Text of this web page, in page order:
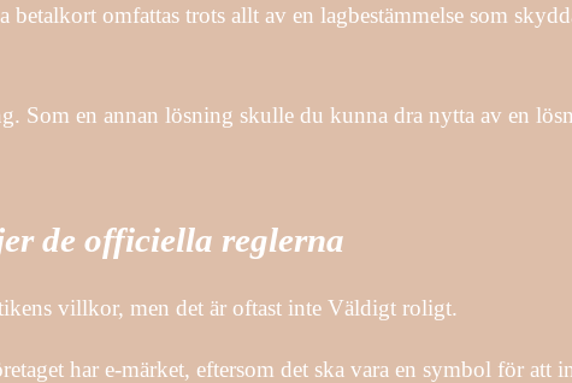
omfattas trots allt av en lagbestämmelse som
Som en annan lösning skulle du kunna dra nytta av en
de officiella reglerna
villkor, men det är oftast inte Väldigt roligt.
har e-märket, eftersom det ska vara en symbol för att